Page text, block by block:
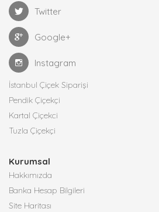
Twitter
Google+
Instagram
İstanbul Çiçek Siparişi
Pendik Çiçekçi
Kartal Çiçekci
Tuzla Çiçekçi
Kurumsal
Hakkımızda
Banka Hesap Bilgileri
Site Haritası